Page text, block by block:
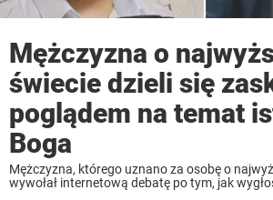
Mężczyzna o
świecie dzieli się
poglądem na temat
Boga
Mężczyzna, którego uznano za osobę o
wywołał internetową debatę po tym, jak